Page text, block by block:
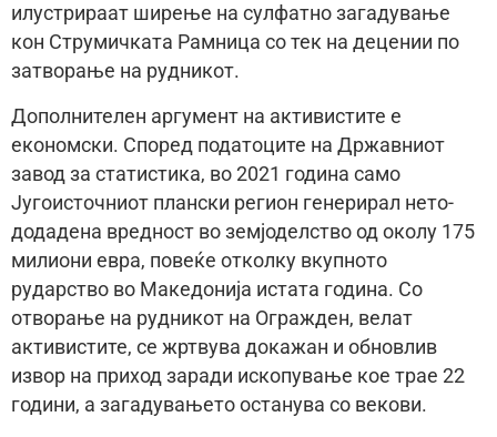
илустрираат ширење на сулфатно загадување
кон Струмичката Рамница со тек на децении по
затворање на рудникот.
Дополнителен аргумент на активистите е
економски. Според податоците на Државниот
завод за статистика, во 2021 година само
Југоисточниот плански регион генерирал нето-
додадена вредност во земјоделство од околу 175
милиони евра, повеќе отколку вкупното
рударство во Македонија истата година. Со
отворање на рудникот на Огражден, велат
активистите, се жртвува докажан и обновлив
извор на приход заради ископување кое трае 22
години, а загадувањето останувa со векови.